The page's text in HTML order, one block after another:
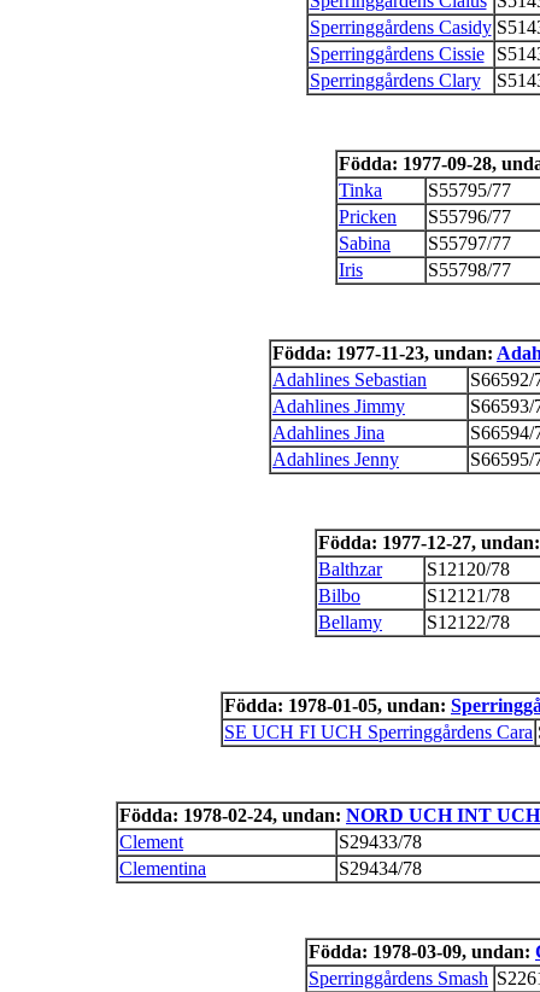
Sperringgårdens Casidy
Sperringgårdens Cissie
Sperringgårdens Clary
Födda: 1977-09-28,
Tinka
S55795/77
Pricken
S55796/77
Sabina
S55797/77
Iris
S55798/77
Födda: 1977-11-23, undan:
Adahlines Sebastian
S66592/
Adahlines Jimmy
S66593/
Adahlines Jina
S66594/
Adahlines Jenny
S66595/
Födda: 1977-12-27,
Balthzar
S12120/78
Bilbo
S12121/78
Bellamy
S12122/78
Födda: 1978-01-05, undan:
SE UCH FI UCH Sperringgårdens Cara
Födda: 1978-02-24, undan: NORD UCH INT
Clement
S29433/78
Clementina
S29434/78
Födda: 1978-03-09, undan:
Sperringgårdens Smash